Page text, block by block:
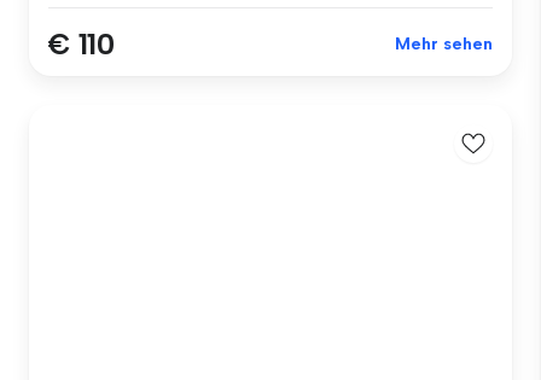
€ 110 Mehr sehen